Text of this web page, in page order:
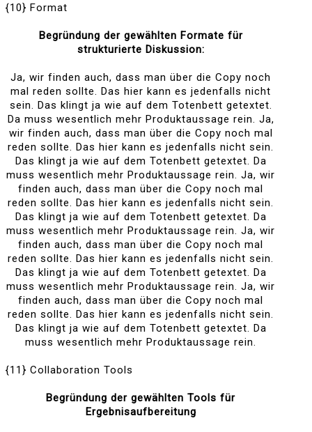
{10} Format
Begründung der gewählten Formate für
strukturierte Diskussion:
Ja, wir finden auch, dass man über die Copy noch
mal reden sollte. Das hier kann es jedenfalls nicht
sein. Das klingt ja wie auf dem Totenbett getextet.
Da muss wesentlich mehr Produktaussage rein. Ja,
wir finden auch, dass man über die Copy noch mal
reden sollte. Das hier kann es jedenfalls nicht sein.
Das klingt ja wie auf dem Totenbett getextet. Da
muss wesentlich mehr Produktaussage rein. Ja, wir
finden auch, dass man über die Copy noch mal
reden sollte. Das hier kann es jedenfalls nicht sein.
Das klingt ja wie auf dem Totenbett getextet. Da
muss wesentlich mehr Produktaussage rein. Ja, wir
finden auch, dass man über die Copy noch mal
reden sollte. Das hier kann es jedenfalls nicht sein.
Das klingt ja wie auf dem Totenbett getextet. Da
muss wesentlich mehr Produktaussage rein. Ja, wir
finden auch, dass man über die Copy noch mal
reden sollte. Das hier kann es jedenfalls nicht sein.
Das klingt ja wie auf dem Totenbett getextet. Da
muss wesentlich mehr Produktaussage rein.
{11} Collaboration Tools
Begründung der gewählten Tools für
Ergebnisaufbereitung